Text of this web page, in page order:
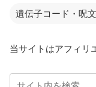
遺伝子コード・呪
当サイトはアフィリ